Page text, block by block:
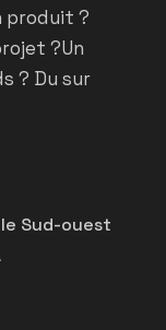
produit ?
?Un
? Du sur
Sud-ouest